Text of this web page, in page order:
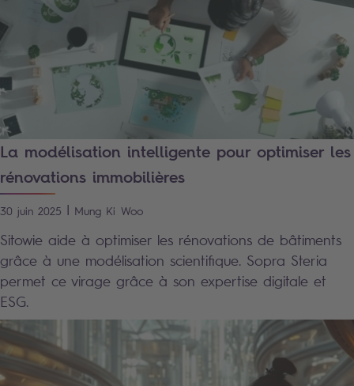
La modélisation intelligente pour optimiser les
rénovations immobilières
30 juin 2025 | Mung Ki Woo
Sitowie aide à optimiser les rénovations de bâtiments
grâce à une modélisation scientifique. Sopra Steria
permet ce virage grâce à son expertise digitale et
ESG.